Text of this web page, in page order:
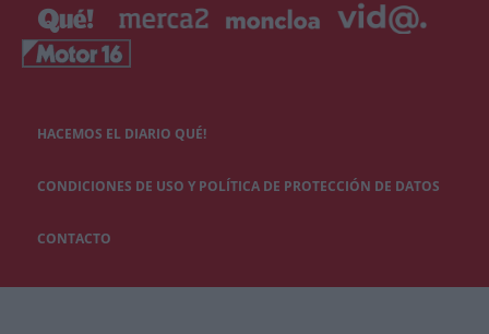
HACEMOS EL DIARIO QUÉ!
CONDICIONES DE USO Y POLÍTICA DE PROTECCIÓN DE DATOS
CONTACTO